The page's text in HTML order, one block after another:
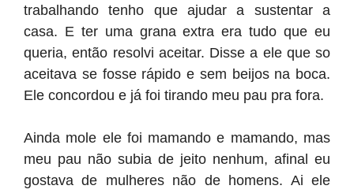
trabalhando tenho que ajudar a sustentar a
casa. E ter uma grana extra era tudo que eu
queria, então resolvi aceitar. Disse a ele que so
aceitava se fosse rápido e sem beijos na boca.
Ele concordou e já foi tirando meu pau pra fora.
Ainda mole ele foi mamando e mamando, mas
meu pau não subia de jeito nenhum, afinal eu
gostava de mulheres não de homens. Ai ele